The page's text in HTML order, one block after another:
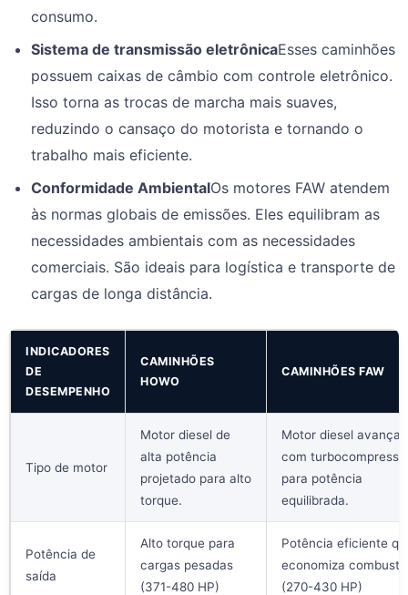
consumo.
Sistema de transmissão eletrônicaEsses caminhões
possuem caixas de câmbio com controle eletrônico.
Isso torna as trocas de marcha mais suaves,
reduzindo o cansaço do motorista e tornando o
trabalho mais eficiente.
Conformidade AmbientalOs motores FAW atendem
às normas globais de emissões. Eles equilibram as
necessidades ambientais com as necessidades
comerciais. São ideais para logística e transporte de
cargas de longa distância.
INDICADORES
DE
DESEMPENHO
CAMINHÕES
HOWO
CAMINHÕES FAW
Tipo de motor
Motor diesel de
alta potência
projetado para alto
torque.
Motor diesel
com
para potência
equilibrada.
Potência de
saída
Alto torque para
cargas pesadas
(371-480 HP)
Potência eficiente
economiza
(270-430 HP)